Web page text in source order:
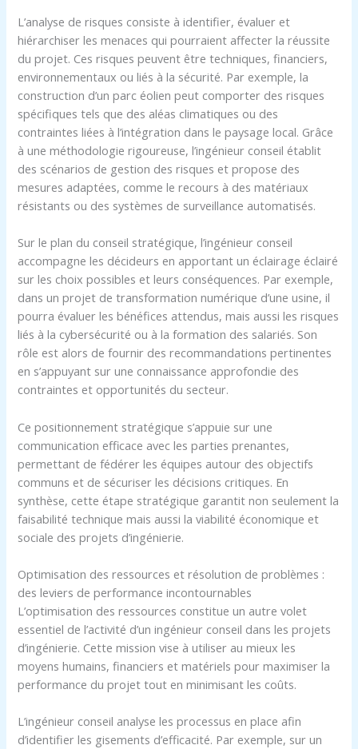
L’analyse de risques consiste à identifier, évaluer et
hiérarchiser les menaces qui pourraient affecter la réussite
du projet. Ces risques peuvent être techniques, financiers,
environnementaux ou liés à la sécurité. Par exemple, la
construction d’un parc éolien peut comporter des risques
spécifiques tels que des aléas climatiques ou des
contraintes liées à l’intégration dans le paysage local. Grâce
à une méthodologie rigoureuse, l’ingénieur conseil établit
des scénarios de gestion des risques et propose des
mesures adaptées, comme le recours à des matériaux
résistants ou des systèmes de surveillance automatisés.
Sur le plan du conseil stratégique, l’ingénieur conseil
accompagne les décideurs en apportant un éclairage éclairé
sur les choix possibles et leurs conséquences. Par exemple,
dans un projet de transformation numérique d’une usine, il
pourra évaluer les bénéfices attendus, mais aussi les risques
liés à la cybersécurité ou à la formation des salariés. Son
rôle est alors de fournir des recommandations pertinentes
en s’appuyant sur une connaissance approfondie des
contraintes et opportunités du secteur.
Ce positionnement stratégique s’appuie sur une
communication efficace avec les parties prenantes,
permettant de fédérer les équipes autour des objectifs
communs et de sécuriser les décisions critiques. En
synthèse, cette étape stratégique garantit non seulement la
faisabilité technique mais aussi la viabilité économique et
sociale des projets d’ingénierie.
Optimisation des ressources et résolution de problèmes :
des leviers de performance incontournables
L’optimisation des ressources constitue un autre volet
essentiel de l’activité d’un ingénieur conseil dans les projets
d’ingénierie. Cette mission vise à utiliser au mieux les
moyens humains, financiers et matériels pour maximiser la
performance du projet tout en minimisant les coûts.
L’ingénieur conseil analyse les processus en place afin
d’identifier les gisements d’efficacité. Par exemple, sur un